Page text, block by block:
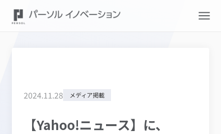
2024.11.28 メディア掲載
【Yahoo!ニュース】に、